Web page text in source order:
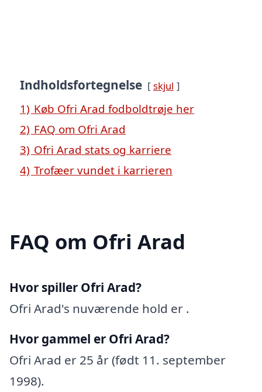
Indholdsfortegnelse skjul
1) Køb Ofri Arad fodboldtrøje her
2) FAQ om Ofri Arad
3) Ofri Arad stats og karriere
4) Trofæer vundet i karrieren
FAQ om Ofri Arad
Hvor spiller Ofri Arad?
Ofri Arad's nuværende hold er .
Hvor gammel er Ofri Arad?
Ofri Arad er 25 år (født 11. september
1998).